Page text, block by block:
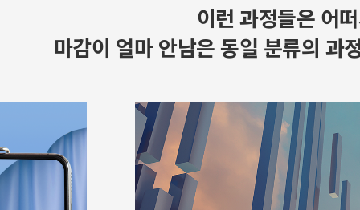
이런 과정들은 어
마감이 얼마 안남은 동일 분류의 과